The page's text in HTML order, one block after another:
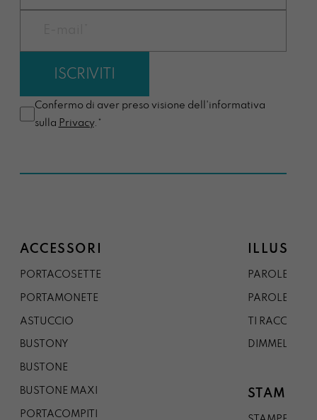
Confermo di aver preso visione dell'informativa
sulla Privacy.*
ACCESSORI
PORTACOSETTE
PORTAMONETE
ASTUCCIO
BUSTONY
BUSTONE
BUSTONE MAXI
PORTACOMPITI
PAROLE DAL
PAROLE DA
TI
DIMMELO
STAMPE